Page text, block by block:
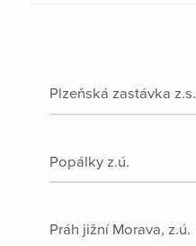
Plzeňská zastávka z.s.
Popálky z.ú.
Práh jižní Morava, z.ú.